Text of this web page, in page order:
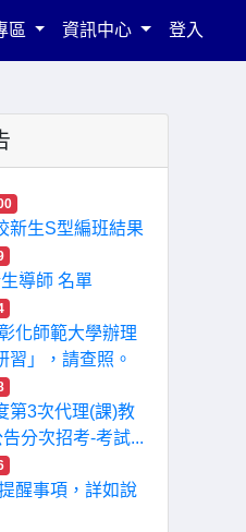
區 資訊中心 登入
新生S型編班結果
導師 名單
化師範大學辦理
習」，請查照。
第3次代理(課)教
分次招考-考試...
醒事項，詳如說